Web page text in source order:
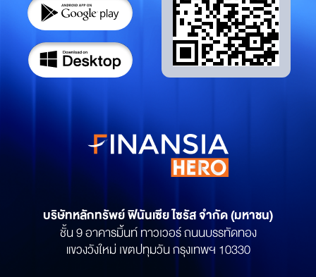
บริษัทหลักทรัพย์ฟินันเซีย ไซรัส จำกัด (มหาชน)
ชั้น 9 อาคารมิ้นท์ ทาวเวอร์ ถนนบรรทัดทอง
แขวงวังใหม่ เขตปทุมวัน กรุงเทพฯ 10330